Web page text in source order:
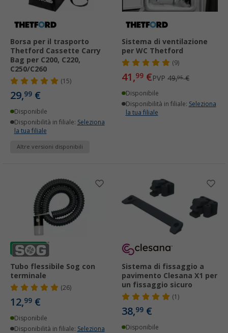
Borsa per il trasporto
Thetford Cassette Carry
Bag per C200, C220,
C250/C260
(15)
29,99 €
Disponibile
Disponibilità in filiale: Seleziona
la tua filiale
Altre versioni disponibili
Sistema di ventilazione
per WC Thetford
(9)
41,99 €PVP 49,95€
Disponibile
Disponibilità in filiale: Seleziona
la tua filiale
Tubo flessibile Sog con
terminale
(26)
12,99 €
Disponibile
Disponibilità in filiale: Seleziona
Sistema di fissaggio a
pavimento Clesana X1 per
un fissaggio sicuro
(1)
38,99 €
Disponibile